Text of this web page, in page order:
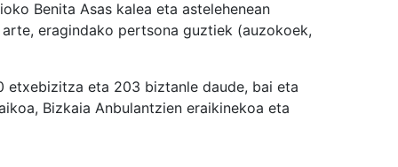
Benita Asas kalea eta astelehenean
eragindako pertsona guztiek (auzokoek,
etxebizitza eta 203 biztanle daude, bai eta
Bizkaia Anbulantzien eraikinekoa eta